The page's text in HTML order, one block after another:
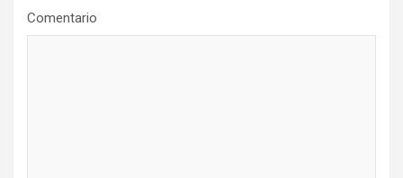
Comentario